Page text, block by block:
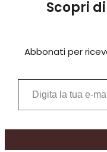
Scopri
Abbonati per
Digita la tua e-mail...